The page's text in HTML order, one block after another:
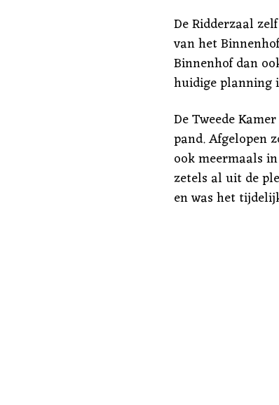
De Ridderzaal
van het
Binnenhof dan
huidige planning
De Tweede
pand. Afgelopen
ook meermaals
zetels al uit de
en was het